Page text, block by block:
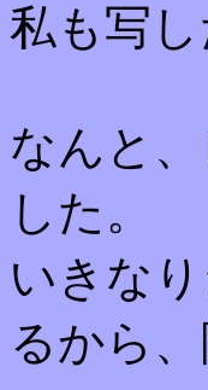
私も写
なんと
した。
いきな
るから